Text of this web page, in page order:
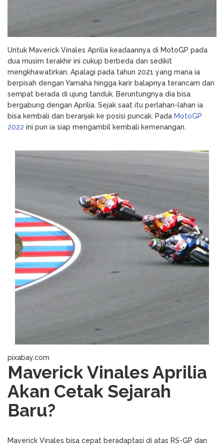
Untuk Maverick Vinales Aprilia keadaannya di MotoGP pada
dua musim terakhir ini cukup berbeda dan sedikit
mengkhawatirkan. Apalagi pada tahun 2021 yang mana ia
berpisah dengan Yamaha hingga karir balapnya terancam dan
sempat berada di ujung tanduk. Beruntungnya dia bisa
bergabung dengan Aprilia. Sejak saat itu perlahan-lahan ia
bisa kembali dan beranjak ke posisi puncak. Pada MotoGP
2022 ini pun ia siap mengambil kembali kemenangan.
pixabay.com
Maverick Vinales Aprilia
Akan Cetak Sejarah
Baru?
Maverick Vinales bisa cepat beradaptasi di atas RS-GP dan